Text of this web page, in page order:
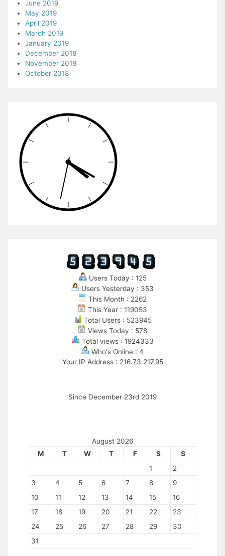
June 2019
May 2019
April 2019
March 2019
January 2019
December 2018
November 2018
October 2018
Users Today : 125
Users Yesterday : 353
This Month : 2262
This Year : 119053
Total Users : 523945
Views Today : 578
Total views : 1924333
Who's Online : 4
Your IP Address : 216.73.217.95
Since December 23rd 2019
August 2026
M
T W T F S
S
1
2
3
4 5 6 7 8
9
10
11 12 13 14 15
16
17
18 19 20 21 22
23
24
25 26 27 28 29
30
31